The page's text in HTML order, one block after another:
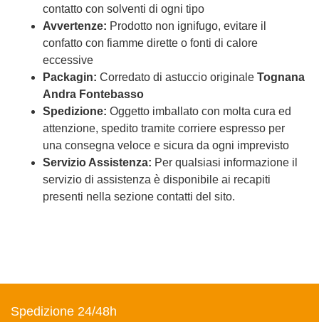
contatto con solventi di ogni tipo
Avvertenze: Prodotto non ignifugo, evitare il
confatto con fiamme dirette o fonti di calore
eccessive
Packagin: Corredato di astuccio originale Tognana
Andra Fontebasso
Spedizione: Oggetto imballato con molta cura ed
attenzione, spedito tramite corriere espresso per
una consegna veloce e sicura da ogni imprevisto
Servizio Assistenza: Per qualsiasi informazione il
servizio di assistenza è disponibile ai recapiti
presenti nella sezione contatti del sito.
Spedizione 24/48h